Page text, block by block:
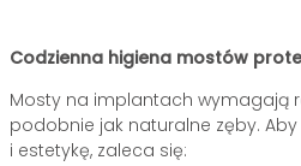
Codzienna higiena mostów
Mosty na implantach wymagają
podobnie jak naturalne zęby.
i estetykę, zaleca się: